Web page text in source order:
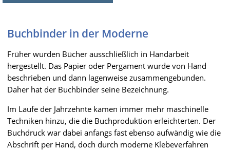
Buchbinder in der Moderne
Früher wurden Bücher ausschließlich in Handarbeit
hergestellt. Das Papier oder Pergament wurde von Hand
beschrieben und dann lagenweise zusammengebunden.
Daher hat der Buchbinder seine Bezeichnung.
Im Laufe der Jahrzehnte kamen immer mehr maschinelle
Techniken hinzu, die die Buchproduktion erleichterten. Der
Buchdruck war dabei anfangs fast ebenso aufwändig wie die
Abschrift per Hand, doch durch moderne Klebeverfahren